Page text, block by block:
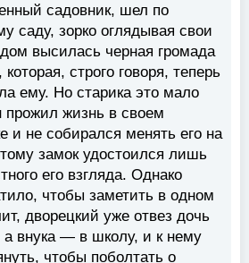
садовник, шел по
саду, зорко оглядывая свои
высилась черная громада
строго говоря, теперь
ему. Но старика это мало
прожил жизнь в своем
и не собирался менять его на
замок удостоился лишь
его взгляда. Однако
чтобы заметить в одном
дворецкий уже отвез дочь
а внука — в школу, и к нему
чтобы поболтать о